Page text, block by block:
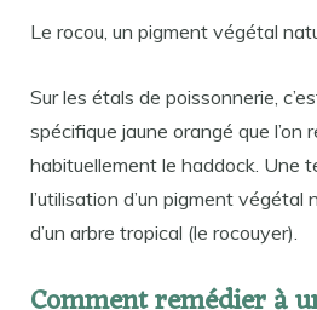
Le rocou, un pigment végétal
Sur les étals de poissonnerie,
spécifique jaune orangé que l’on
habituellement le haddock. Une
l’utilisation d’un pigment végétal
d’un arbre tropical (le rocouyer).